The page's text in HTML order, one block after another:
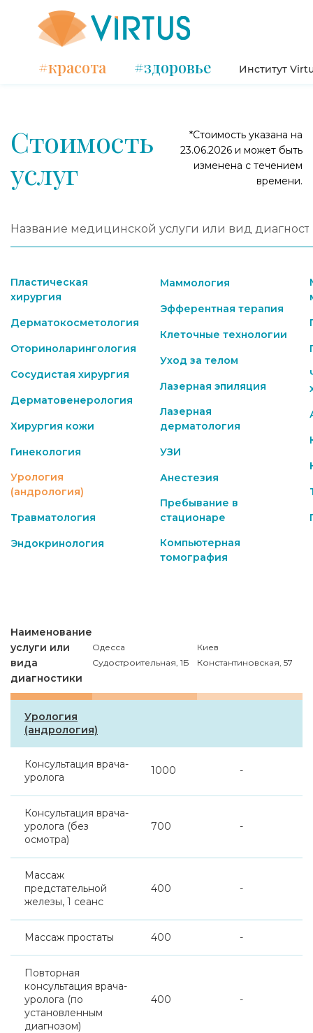
#красота #здоровье Институт
Стоимость
услуг
*Стоимость указана на
23.06.2026 и может быть
изменена с течением
времени.
Пластическая
хирургия
Дерматокосметология
Оториноларингология
Сосудистая хирургия
Дерматовенерология
Хирургия кожи
Гинекология
Урология
(андрология)
Травматология
Эндокринология
Маммология
Эфферентная терапия
Клеточные технологии
Уход за телом
Лазерная эпиляция
Лазерная
дерматология
УЗИ
Анестезия
Пребывание в
стационаре
Компьютерная
томография
Наименование
услуги или
вида
диагностики
Одесса
Судостроительная, 1Б
Киев
Константиновская, 57
Урология
(андрология)
Консультация врача-
уролога
1000 -
Консультация врача-
уролога (без
осмотра)
700 -
Массаж
предстательной
железы, 1 сеанс
400 -
Массаж простаты 400 -
Повторная
консультация врача-
уролога (по
установленным
диагнозом)
400 -